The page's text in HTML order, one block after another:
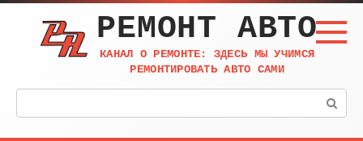
Перейти
контенту
РЕМОНТ АВТО
КАНАЛ О РЕМОНТЕ: ЗДЕСЬ МЫ УЧИМСЯ
РЕМОНТИРОВАТЬ АВТО САМИ
Поиск: